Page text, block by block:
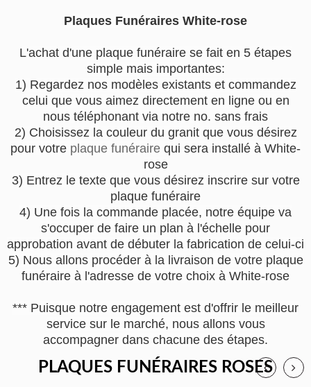
Plaques Funéraires White-rose
L'achat d'une plaque funéraire se fait en 5 étapes
simple mais importantes:
1) Regardez nos modèles existants et commandez
celui que vous aimez directement en ligne ou en
nous téléphonant via notre no. sans frais
2) Choisissez la couleur du granit que vous désirez
pour votre plaque funéraire qui sera installé à White-
rose
3) Entrez le texte que vous désirez inscrire sur votre
plaque funéraire
4) Une fois la commande placée, notre équipe va
s'occuper de faire un plan à l'échelle pour
approbation avant de débuter la fabrication de celui-ci
5) Nous allons procéder à la livraison de votre plaque
funéraire à l'adresse de votre choix à White-rose
*** Puisque notre engagement est d'offrir le meilleur
service sur le marché, nous allons vous
accompagner dans chacune des étapes.
PLAQUES FUNÉRAIRES ROSES